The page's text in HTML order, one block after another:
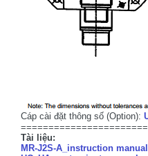
Cáp cài đặt thông số (Option):
Tài liệu:
MR-J2S-A_instruction manual